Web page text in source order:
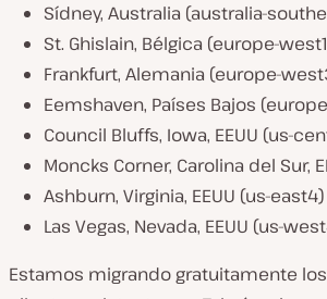
Sídney, Australia (australia-
St. Ghislain, Bélgica (europe-
Frankfurt, Alemania (europe-
Eemshaven, Países Bajos
Council Bluffs, Iowa, EEUU (us-
Moncks Corner, Carolina del Sur,
Ashburn, Virginia, EEUU (us-east4)
Las Vegas, Nevada, EEUU (us-
Estamos migrando gratuitamente